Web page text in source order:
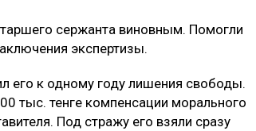
сержанта виновным. Помогли
экспертизы.
его к одному году лишения свободы.
тыс. тенге компенсации морального
Под стражу его взяли сразу